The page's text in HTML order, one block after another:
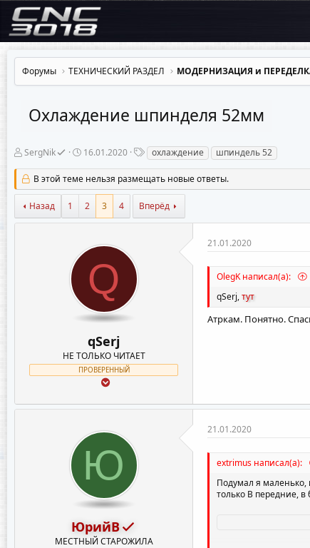
Форумы ТЕХНИЧЕСКИЙ РАЗДЕЛ МОДЕРНИЗАЦИЯ и
Охлаждение шпинделя 52мм
А
т
о
р
т
е
SergNik
Д
а
н
а
ч
а
16.01.2020
Т
е
и
охлаждение шпиндель 52
В этой теме нельзя размещать новые ответы.
Назад 1 2 3 4 Вперёд
Q
qSerj
НЕ ТОЛЬКО ЧИТАЕТ
ПРОВЕРЕННЫЙ
21.01.2020
OlegK написал(а):
qSerj,тут
Атркам. Понятно.
Ю
ЮрийВ
МЕСТНЫЙ СТАРОЖИЛА
21.01.2020
extrimus написал(а):
Подумал я маленько,
только В передние, в